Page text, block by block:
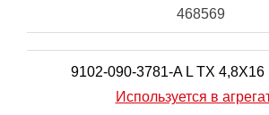
468569
9102-090-3781-A L TX 4,8X16
Используется в